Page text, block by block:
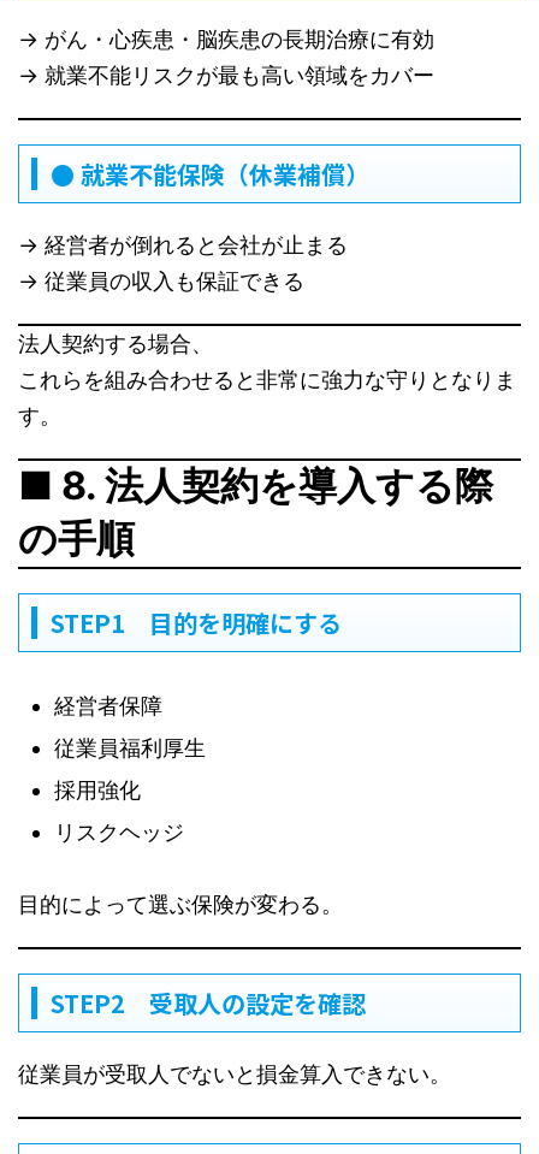
→ がん・心疾患・脳疾患の長期治療に有効
→ 就業不能リスクが最も高い領域をカバー
● 就業不能保険（休業補償）
→ 経営者が倒れると会社が止まる
→ 従業員の収入も保証できる
法人契約する場合、
これらを組み合わせると非常に強力な守りとなりま
す。
■ 8. 法人契約を導入する際
の手順
STEP1 目的を明確にする
経営者保障
従業員福利厚生
採用強化
リスクヘッジ
目的によって選ぶ保険が変わる。
STEP2 受取人の設定を確認
従業員が受取人でないと損金算入できない。